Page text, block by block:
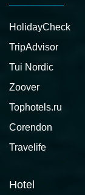
HolidayCheck
TripAdvisor
Tui Nordic
Zoover
Tophotels.ru
Corendon
Travelife
Hotel